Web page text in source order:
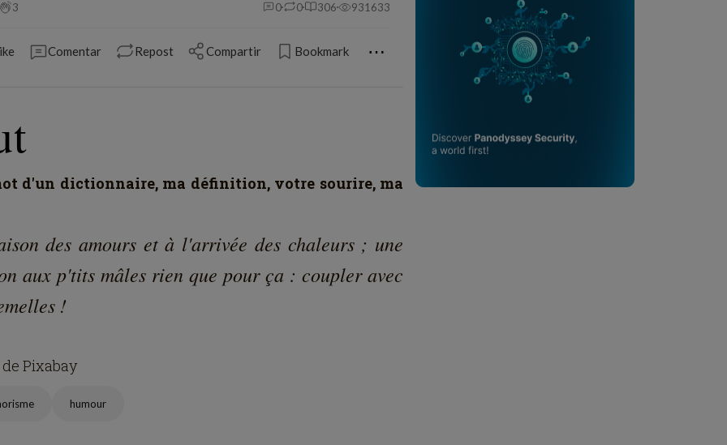
3 0 0 306 931633
Comentar Repost Compartir Bookmark ⋯
d'un dictionnaire, ma définition, votre sourire, ma
des amours et à l'arrivée des chaleurs ; une
aux p'tits mâles rien que pour ça : coupler avec
!
Pixabay
humour